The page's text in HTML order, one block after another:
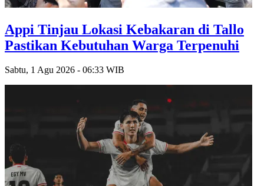
Appi Tinjau Lokasi Kebakaran di Tallo
Pastikan Kebutuhan Warga Terpenuhi
Sabtu, 1 Agu 2026 - 06:33 WIB